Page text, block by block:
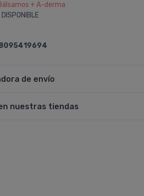
+ A-derma
DISPONIBLE
de envío
nuestras tiendas